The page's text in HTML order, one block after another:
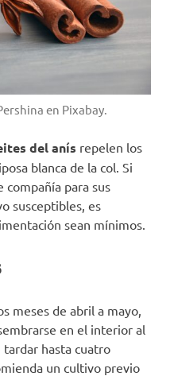
en Pixabay.
del anís repelen los
blanca de la col. Si
compañía para sus
susceptibles, es
sean mínimos.
meses de abril a mayo,
en el interior al
hasta cuatro
un cultivo previo